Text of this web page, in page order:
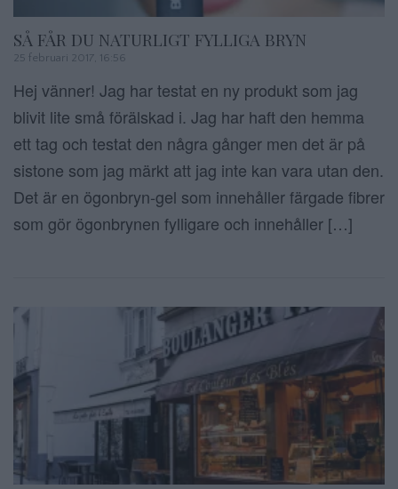
SÅ FÅR DU NATURLIGT FYLLIGA BRYN
25 februari 2017, 16:56
Hej vänner! Jag har testat en ny produkt som jag
blivit lite små förälskad i. Jag har haft den hemma
ett tag och testat den några gånger men det är på
sistone som jag märkt att jag inte kan vara utan den.
Det är en ögonbryn-gel som innehåller färgade fibrer
som gör ögonbrynen fylligare och innehåller […]